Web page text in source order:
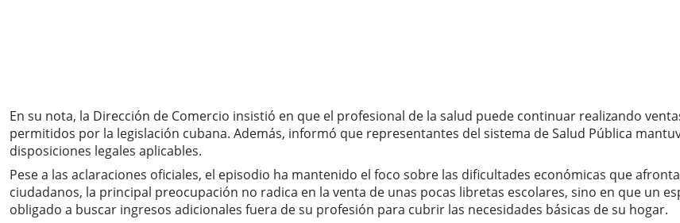
En su nota, la Dirección de Comercio insistió en que el profesional de la salud puede continuar realizando
permitidos por la legislación cubana. Además, informó que representantes del sistema de Salud Pública
disposiciones legales aplicables.
Pese a las aclaraciones oficiales, el episodio ha mantenido el foco sobre las dificultades económicas que
ciudadanos, la principal preocupación no radica en la venta de unas pocas libretas escolares, sino en que un
obligado a buscar ingresos adicionales fuera de su profesión para cubrir las necesidades básicas de su hogar.